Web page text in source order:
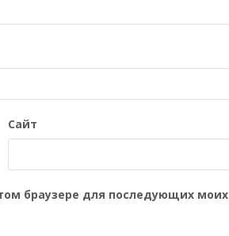
Сайт
браузере для последующих моих